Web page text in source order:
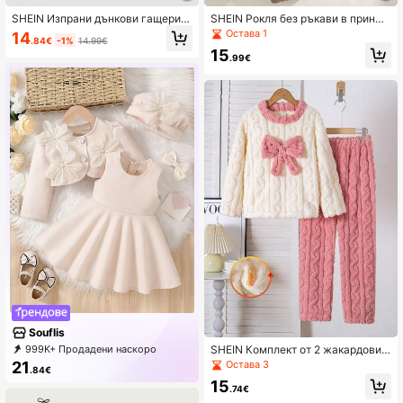
SHEIN Изпрани дънкови гащериз
они за бебешки момичета, свобо
ден гащеризон с флорален принт
14.84€ -1% 14.99€
Souflis
999K+ Продадени наскоро
500K+ Повторна покупка
327K последователи
21 .84€
SHEIN Рокля без ръкави в принце
сен стил за бебешки момичета с
обло деколте, панделка отпред и
скрит цип отзад, есен/зима
Остава 1
15.99€
SHEIN Комплект от 2 жакардови с
уитшърта с 3D панделка и пантал
они за момичета, удобни за носен
е
Остава 3
15.74€